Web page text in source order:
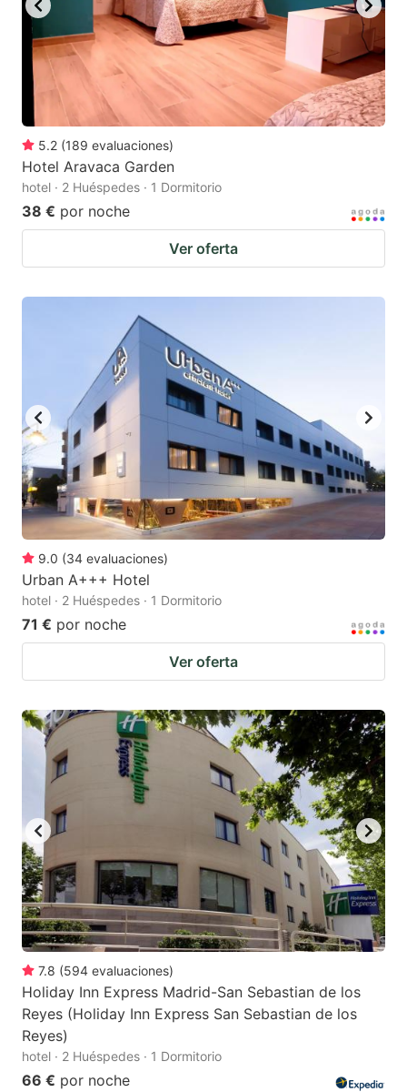
5.2 (189 evaluaciones)
Hotel Aravaca Garden
hotel · 2 Huéspedes · 1 Dormitorio
38 € por noche
Ver oferta
9.0 (34 evaluaciones)
Urban A+++ Hotel
hotel · 2 Huéspedes · 1 Dormitorio
71 € por noche
Ver oferta
7.8 (594 evaluaciones)
Holiday Inn Express Madrid-San Sebastian de los
Reyes (Holiday Inn Express San Sebastian de los
Reyes)
hotel · 2 Huéspedes · 1 Dormitorio
66 € por noche